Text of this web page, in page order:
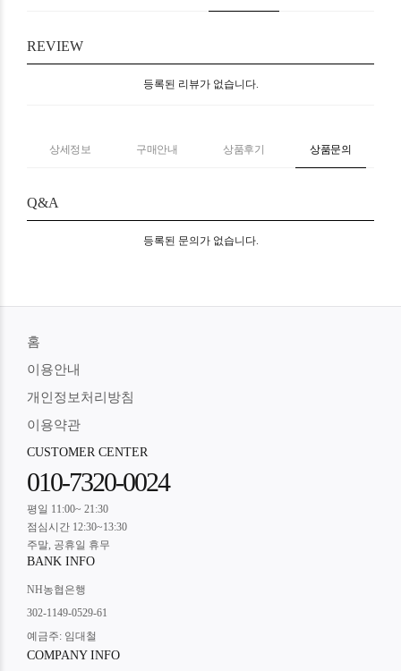
REVIEW
등록된 리뷰가 없습니다.
상세정보 구매안내 상품후기 상품문의
Q&A
등록된 문의가 없습니다.
홈
이용안내
개인정보처리방침
이용약관
CUSTOMER CENTER
010-7320-0024
평일 11:00~ 21:30
점심시간 12:30~13:30
주말, 공휴일 휴무
BANK INFO
NH농협은행
302-1149-0529-61
예금주: 임대철
COMPANY INFO